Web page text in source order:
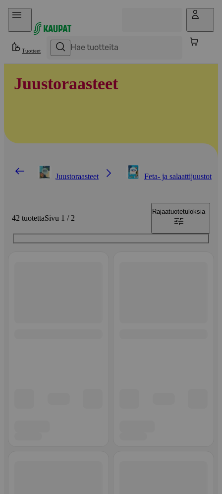
Hyppää sisältöön
Tuotteet
Juustoraasteet
Juustoraasteet Feta- ja salaattijuustot
42 tuotettaSivu 1 / 2
Rajaatuotetuloksia